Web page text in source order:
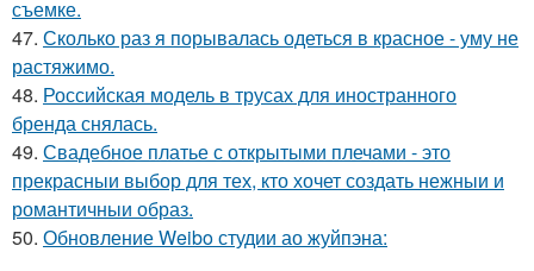
съемке.
47. Сколько раз я порывалась одеться в красное - уму не
растяжимо.
48. Российская модель в трусах для иностранного
бренда снялась.
49. Свадебное платье с открытыми плечами - это
прекрасныи выбор для тех, кто хочет создать нежныи и
романтичныи образ.
50. Обновление Weibo студии ао жуйпэна: